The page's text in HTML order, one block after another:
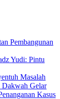
Pembangunan
Yudi: Pintu
Masalah
Dakwah Gelar
Kasus